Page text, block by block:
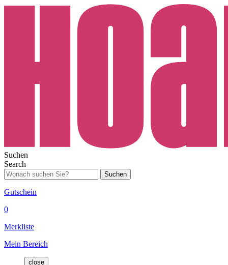
Suchen
Search
Suchen
Gutschein
0
Merkliste
Mein Bereich
close